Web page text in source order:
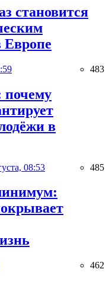
становится
483
почему
в
08:53 485
462